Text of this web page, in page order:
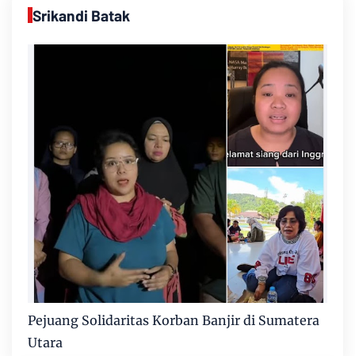
Srikandi Batak
Pejuang Solidaritas Korban Banjir di Sumatera
Utara